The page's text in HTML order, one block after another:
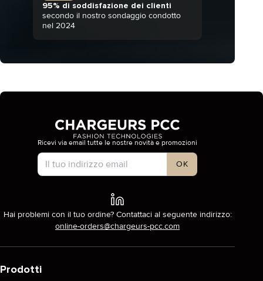
95% di soddisfazione dei clienti
secondo il nostro sondaggio condotto
nel 2024
Tipo di account
Ricevi via email tutte le nostre novità e promozioni
OK
Hai problemi con il tuo ordine? Contattaci al seguente indirizzo:
online-orders@chargeurs-pcc.com
Prodotti